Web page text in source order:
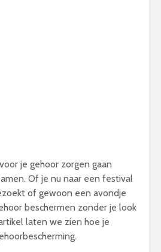
je gehoor zorgen gaan
Of je nu naar een festival
of gewoon een avondje
beschermen zonder je look
laten we zien hoe je